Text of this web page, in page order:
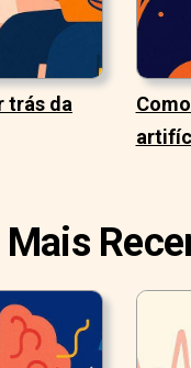
trás da